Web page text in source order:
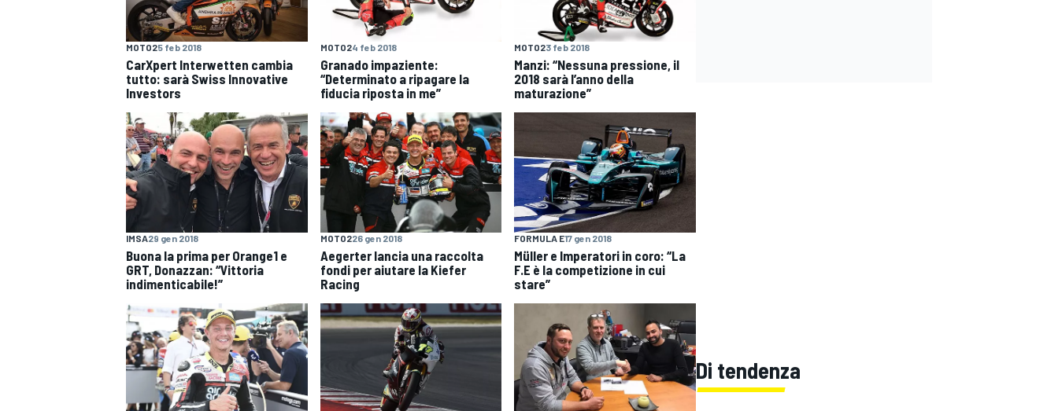
MOTOGP WEC
WRC
MOTO25 feb 2018
CarXpert Interwetten cambia
tutto: sarà Swiss Innovative
Investors
MOTO24 feb 2018
Granado impaziente:
“Determinato a ripagare la
fiducia riposta in me”
MOTO23 feb 2018
Manzi: “Nessuna pressione, il
2018 sarà l’anno della
maturazione”
IMSA29 gen 2018
Buona la prima per Orange1 e
GRT, Donazzan: “Vittoria
indimenticabile!”
MOTO226 gen 2018
Aegerter lancia una raccolta
fondi per aiutare la Kiefer
Racing
FORMULA E17 gen 2018
Müller e Imperatori in coro: “La
F.E è la competizione in cui
stare”
Di tendenza